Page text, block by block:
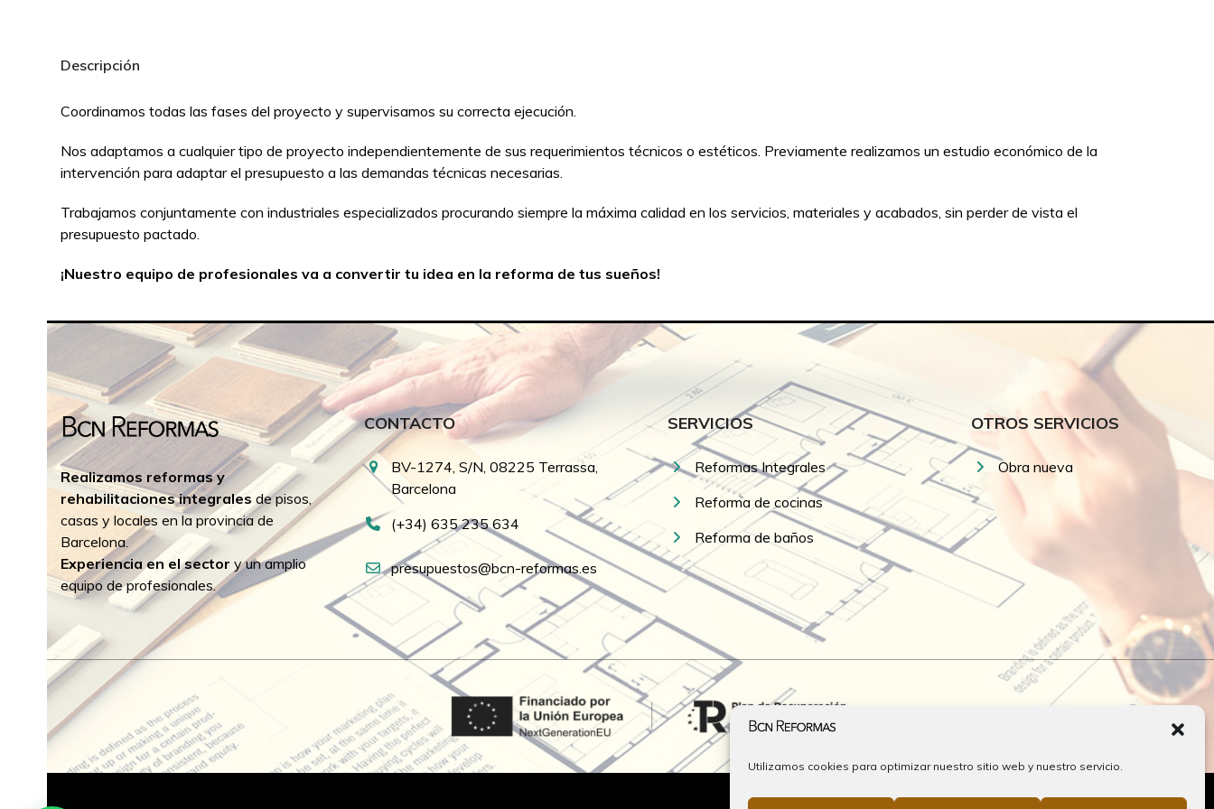
Utilizamos cookies para optimizar nuestro sitio web y nuestro servicio.
Descripción
Coordinamos todas las fases del proyecto y supervisamos su correcta ejecución.
Nos adaptamos a cualquier tipo de proyecto independientemente de sus requerimientos técnicos o estéticos. Previamente realizamos un estudio económico de la
intervención para adaptar el presupuesto a las demandas técnicas necesarias.
Trabajamos conjuntamente con industriales especializados procurando siempre la máxima calidad en los servicios, materiales y acabados, sin perder de vista el
presupuesto pactado.
¡Nuestro equipo de profesionales va a convertir tu idea en la reforma de tus sueños!
Realizamos reformas y
rehabilitaciones integrales de pisos,
casas y locales en la provincia de
Barcelona.
Experiencia en el sector y un amplio
equipo de profesionales.
CONTACTO
BV-1274, S/N, 08225 Terrassa,
Barcelona
(+34) 635 235 634
presupuestos@bcn-reformas.es
SERVICIOS
Reformas Integrales
Reforma de cocinas
Reforma de baños
OTROS SERVICIOS
Obra nueva